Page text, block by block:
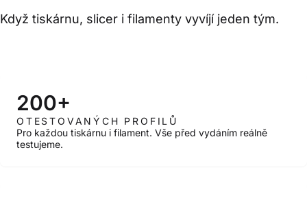
Když tiskárnu, slicer i filamenty vyvíjí jeden tým.
200+
OTESTOVANÝCH PROFILŮ
Pro každou tiskárnu i filament. Vše před vydáním reálně
testujeme.